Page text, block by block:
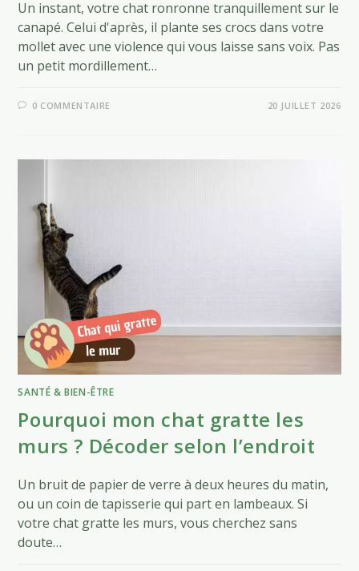
Un instant, votre chat ronronne tranquillement sur le
canapé. Celui d'après, il plante ses crocs dans votre
mollet avec une violence qui vous laisse sans voix. Pas
un petit mordillement…
0 COMMENTAIRE 20 JUILLET 2026
SANTÉ & BIEN-ÊTRE
Pourquoi mon chat gratte les
murs ? Décoder selon l’endroit
Un bruit de papier de verre à deux heures du matin,
ou un coin de tapisserie qui part en lambeaux. Si
votre chat gratte les murs, vous cherchez sans
doute…